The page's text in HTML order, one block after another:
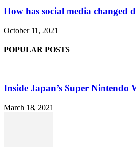
How has social media changed
October 11, 2021
POPULAR POSTS
Inside Japan’s Super Nintendo
March 18, 2021